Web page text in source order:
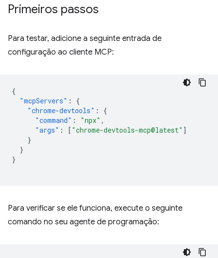
Primeiros passos
Para testar, adicione a seguinte entrada de
configuração ao cliente MCP:
{
"mcpServers" :
{
"chrome-devtools" :
{
"command" : "npx" ,
"args" : [ "chrome-devtools-mcp@latest" ]
}
}
}
Para verificar se ele funciona, execute o seguinte
comando no seu agente de programação: